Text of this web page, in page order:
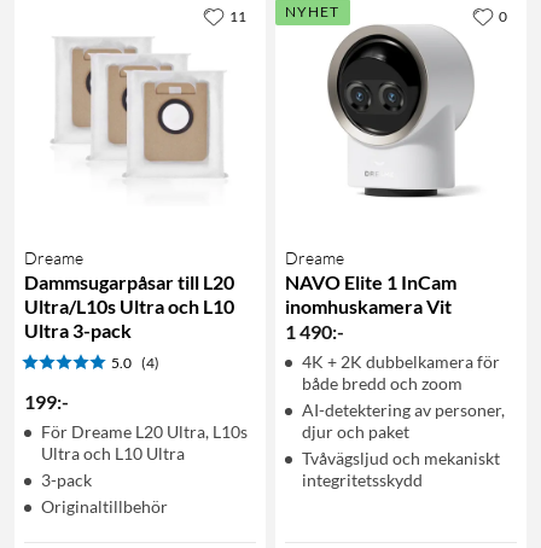
Dreame
Dammsugarpåsar till L20
Ultra/L10s Ultra och L10
Ultra 3-pack
5.0 (4)
199:-
För Dreame L20 Ultra, L10s
Ultra och L10 Ultra
3-pack
Originaltillbehör
11 NYHET
Dreame
NAVO Elite 1 InCam
inomhuskamera Vit
1 490:-
4K + 2K dubbelkamera för
både bredd och zoom
AI-detektering av personer,
djur och paket
Tvåvägsljud och mekaniskt
integritetsskydd
0